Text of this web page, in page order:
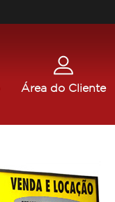
Área do Cliente